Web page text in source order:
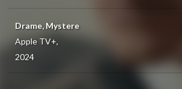
Drame, Mystere
Apple TV+,
2024